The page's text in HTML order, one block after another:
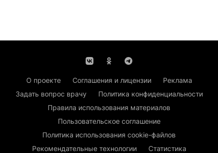
О проекте Соглашения и лицензии
Реклама
Задать вопрос врачу
Политика конфиденциальности
Правила использования материалов
Пользовательское соглашение
Политика использования cookie-файлов
Рекомендательные технологии
Статистика